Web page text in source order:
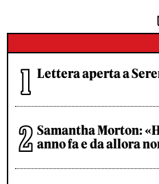
Lettera aperta a
Samantha Morton:
anno fa e da allora